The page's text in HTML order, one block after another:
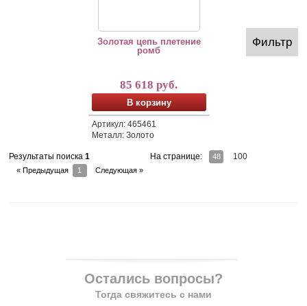
Золотая цепь плетение
ромб
85 618 руб.
В корзину
Артикул: 465461
Металл: Золото
Результаты поиска 1 На странице: 48 100
« Предыдущая 1 Следующая »
Фильтр
Остались вопросы?
Тогда свяжитесь с нами